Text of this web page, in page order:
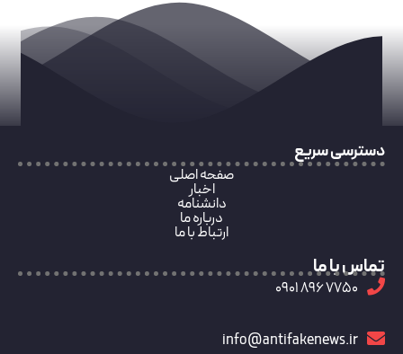
دسترسی سریع
صفحه اصلی
اخبار
دانشنامه
درباره ما
ارتباط با ما
تماس با ما
7750 896 0901
info@antifakenews.ir